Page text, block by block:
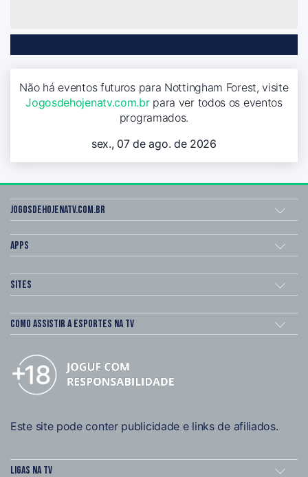
Não há eventos futuros para Nottingham Forest, visite
Jogosdehojenatv.com.brpara ver todos os eventos
programados.
sex., 07 de ago. de 2026
Jogosdehojenatv.com.br
Apps
Sites
Como assistir a esportes na TV
Este site pode conter publicidade e links de afiliados.
Ligas na TV